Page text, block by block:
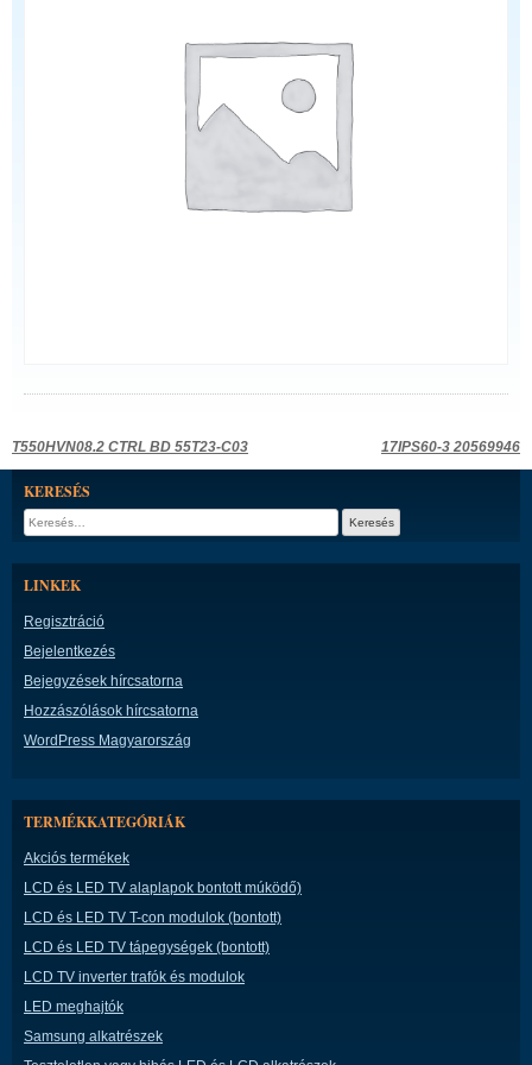
Bejegyzés
navigáció
T550HVN08.2 CTRL BD 55T23-C03 17IPS60-3 20569946
KERESÉS
Keresés:
LINKEK
Regisztráció
Bejelentkezés
Bejegyzések hírcsatorna
Hozzászólások hírcsatorna
WordPress Magyarország
TERMÉKKATEGÓRIÁK
Akciós termékek
LCD és LED TV alaplapok bontott múködő)
LCD és LED TV T-con modulok (bontott)
LCD és LED TV tápegységek (bontott)
LCD TV inverter trafók és modulok
LED meghajtók
Samsung alkatrészek